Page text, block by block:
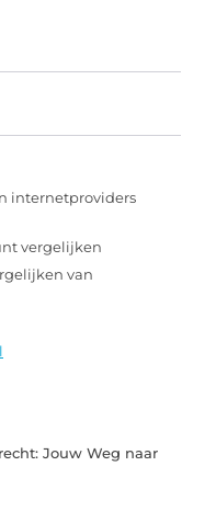
internetproviders
vergelijken
van
Jouw Weg naar